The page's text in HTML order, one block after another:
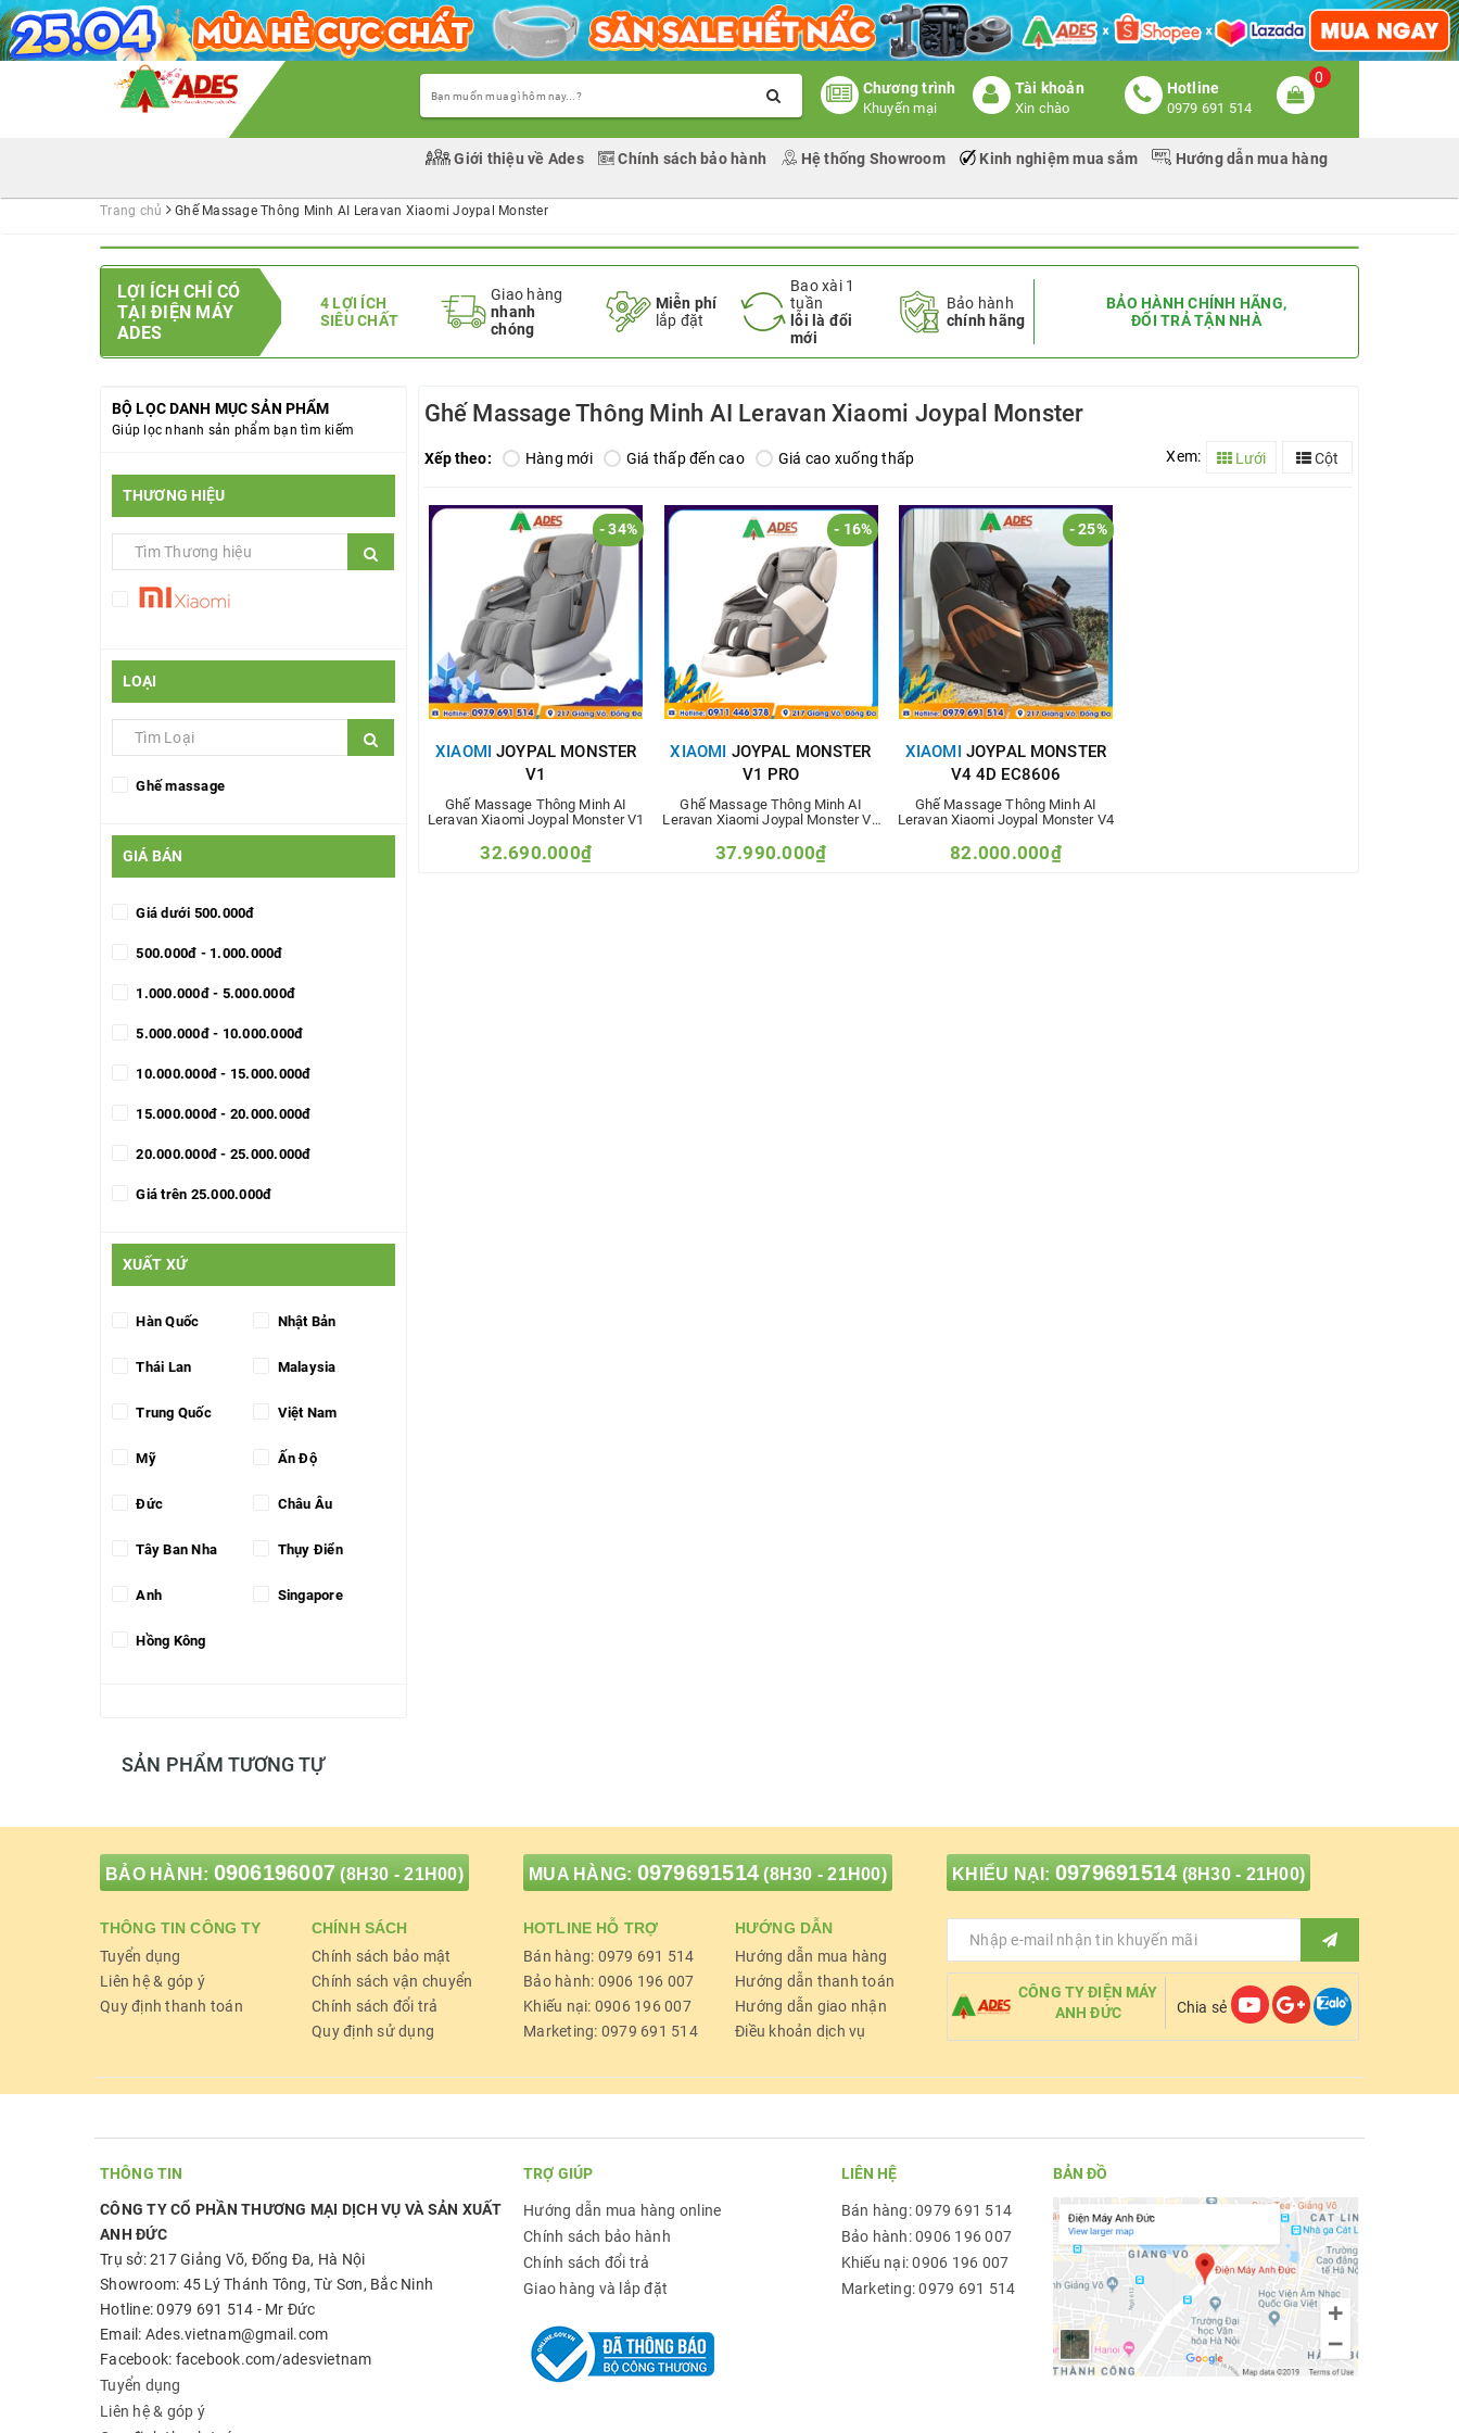
Chương trình
Khuyến mại
Tài khoản
Xin chào
Hotline
0979 691 514
0
Giới thiệu về Ades Chính sách bảo hành Hệ thống Showroom Kinh nghiệm mua sắm Hướng dẫn mua hàng
Trang chủ Ghế Massage Thông Minh AI Leravan Xiaomi Joypal Monster
LỢI ÍCH CHỈ CÓ
TẠI ĐIỆN MÁY
ADES
4 LỢI ÍCH
SIÊU CHẤT
Giao hàng
nhanh
chóng
Miễn phí
lắp đặt
Bao xài 1
tuần
lỗi là đổi
mới
Bảo hành
chính hãng
BẢO HÀNH CHÍNH HÃNG,
ĐỔI TRẢ TẬN NHÀ
BỘ LỌC DANH MỤC SẢN PHẨM
Giúp lọc nhanh sản phẩm bạn tìm kiếm
THƯƠNG HIỆU
LOẠI
Ghế massage
GIÁ BÁN
Giá dưới 500.000đ
500.000đ - 1.000.000đ
1.000.000đ - 5.000.000đ
5.000.000đ - 10.000.000đ
10.000.000đ - 15.000.000đ
15.000.000đ - 20.000.000đ
20.000.000đ - 25.000.000đ
Giá trên 25.000.000đ
XUẤT XỨ
Hàn Quốc Nhật Bản
Thái Lan Malaysia
Trung Quốc Việt Nam
Mỹ Ấn Độ
Đức Châu Âu
Tây Ban Nha Thụy Điển
Anh Singapore
Hồng Kông
Ghế Massage Thông Minh AI Leravan Xiaomi Joypal Monster
Xếp theo: Hàng mới Giá thấp đến cao Giá cao xuống thấp Xem: Lưới Cột
- 34%
XIAOMI JOYPAL MONSTER
V1
Ghế Massage Thông Minh AI
Leravan Xiaomi Joypal Monster V1
32.690.000₫
- 16%
XIAOMI JOYPAL MONSTER
V1 PRO
Ghế Massage Thông Minh AI
Leravan Xiaomi Joypal Monster V1
37.990.000₫
- 25%
XIAOMI JOYPAL MONSTER
V4 4D EC8606
Ghế Massage Thông Minh AI
Leravan Xiaomi Joypal Monster V4
82.000.000₫
SẢN PHẨM TƯƠNG TỰ
BẢO HÀNH: 0906196007 (8H30 - 21H00) MUA HÀNG: 0979691514 (8H30 - 21H00) KHIẾU NẠI: 0979691514 (8H30 - 21H00)
THÔNG TIN CÔNG TY
Tuyển dụng
Liên hệ & góp ý
Quy định thanh toán
CHÍNH SÁCH
Chính sách bảo mật
Chính sách vận chuyển
Chính sách đổi trả
Quy định sử dụng
HOTLINE HỖ TRỢ
Bán hàng: 0979 691 514
Bảo hành: 0906 196 007
Khiếu nại: 0906 196 007
Marketing: 0979 691 514
HƯỚNG DẪN
Hướng dẫn mua hàng
Hướng dẫn thanh toán
Hướng dẫn giao nhận
Điều khoản dịch vụ
CÔNG TY ĐIỆN MÁY
ANH ĐỨC
Chia sẻ
THÔNG TIN
CÔNG TY CỔ PHẦN THƯƠNG MẠI DỊCH VỤ VÀ SẢN XUẤT
ANH ĐỨC
Trụ sở: 217 Giảng Võ, Đống Đa, Hà Nội
Showroom: 45 Lý Thánh Tông, Từ Sơn, Bắc Ninh
Hotline: 0979 691 514 - Mr Đức
Email: Ades.vietnam@gmail.com
Facebook: facebook.com/adesvietnam
Tuyển dụng
Liên hệ & góp ý
TRỢ GIÚP
Hướng dẫn mua hàng online
Chính sách bảo hành
Chính sách đổi trả
Giao hàng và lắp đặt
LIÊN HỆ
Bán hàng: 0979 691 514
Bảo hành: 0906 196 007
Khiếu nại: 0906 196 007
Marketing: 0979 691 514
BẢN ĐỒ